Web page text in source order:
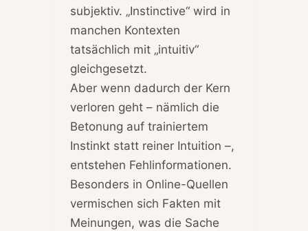
subjektiv. „Instinctive“ wird in
manchen Kontexten
tatsächlich mit „intuitiv“
gleichgesetzt.
Aber wenn dadurch der Kern
verloren geht – nämlich die
Betonung auf trainiertem
Instinkt statt reiner Intuition –,
entstehen Fehlinformationen.
Besonders in Online-Quellen
vermischen sich Fakten mit
Meinungen, was die Sache